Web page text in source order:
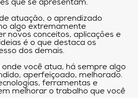
que se apresentam.
atuação, o aprendizado
algo extremamente
novos conceitos, aplicações e
é o que destaca os
dos demais.
você atua, há sempre algo
aperfeiçoado, melhorado.
ferramentas e
melhorar o trabalho que você